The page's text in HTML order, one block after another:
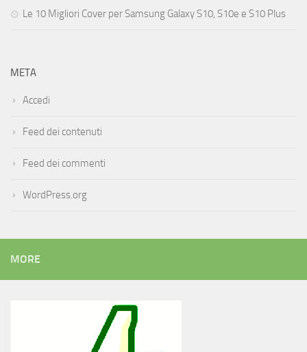
Le 10 Migliori Cover per Samsung Galaxy S10, S10e e S10 Plus
META
Accedi
Feed dei contenuti
Feed dei commenti
WordPress.org
MORE